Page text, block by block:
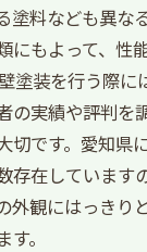
塗料なども異な
にもよって、性
塗装を行う際
の実績や評判を
切です。愛知県
存在しています
外観にはっきり
。